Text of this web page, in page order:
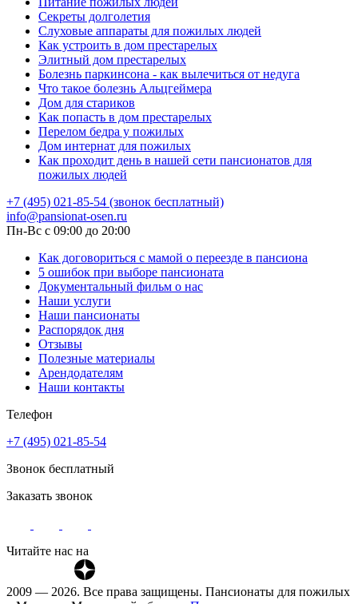
Секреты долголетия
Слуховые аппараты для пожилых людей
Как устроить в дом престарелых
Элитный дом престарелых
Болезнь паркинсона - как вылечиться от недуга
Что такое болезнь Альцгеймера
Дом для стариков
Как попасть в дом престарелых
Перелом бедра у пожилых
Дом интернат для пожилых
Как проходит день в нашей сети пансионатов для
пожилых людей
+7 (495) 021-85-54 (звонок бесплатный)
info@pansionat-osen.ru
Пн-Вс с 09:00 до 20:00
Как договориться с мамой о переезде в пансиона
5 ошибок при выборе пансионата
Документальный фильм о нас
Наши услуги
Наши пансионаты
Распорядок дня
Отзывы
Полезные материалы
Арендодателям
Наши контакты
Телефон
+7 (495) 021-85-54
Звонок бесплатный
Заказать звонок
Читайте нас на
2009 — 2026. Все права защищены. Пансионаты для пожилых